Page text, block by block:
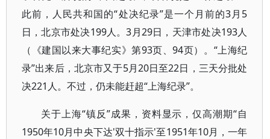
此前，人民共和国的“处决纪录”是一个月前的3月5
日，北京市处决199人。3月29日，天津市处决193人
（《建国以来大事纪实》第93页、94页）。“上海纪
录”出来后，北京市又于5月20日至22日，三天分批处
决221人。不过，仍未能赶超“上海纪录”。
关于上海“镇反”成果，资料显示，仅高潮期“自
1950年10月中央下达'双十指示'至1951年10月，一年